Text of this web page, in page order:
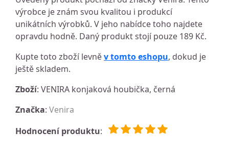
výrobce je znám svou kvalitou i produkcí
unikátních výrobků. V jeho nabídce toho najdete
opravdu hodně. Daný produkt stojí pouze 189 Kč.
Kupte toto zboží levněv tomto eshopu, dokud je
ještě skladem.
Zboží: VENIRA konjaková houbička, černá
Značka: Venira
Hodnocení produktu: